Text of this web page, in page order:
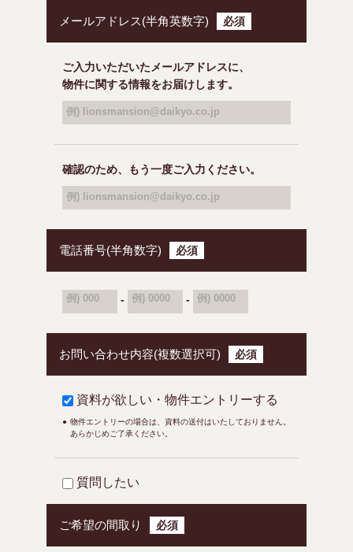
メールアドレス(半角英数字) 必須
ご入力いただいたメールアドレスに、
物件に関する情報をお届けします。
例) lionsmansion@daikyo.co.jp
確認のため、もう一度ご入力ください。
例) lionsmansion@daikyo.co.jp
電話番号(半角数字) 必須
例) 000 - 例) 0000 - 例) 0000
お問い合わせ内容(複数選択可) 必須
資料が欲しい・物件エントリーする
物件エントリーの場合は、資料の送付はいたしておりません。
あらかじめご了承ください。
質問したい
ご希望の間取り 必須